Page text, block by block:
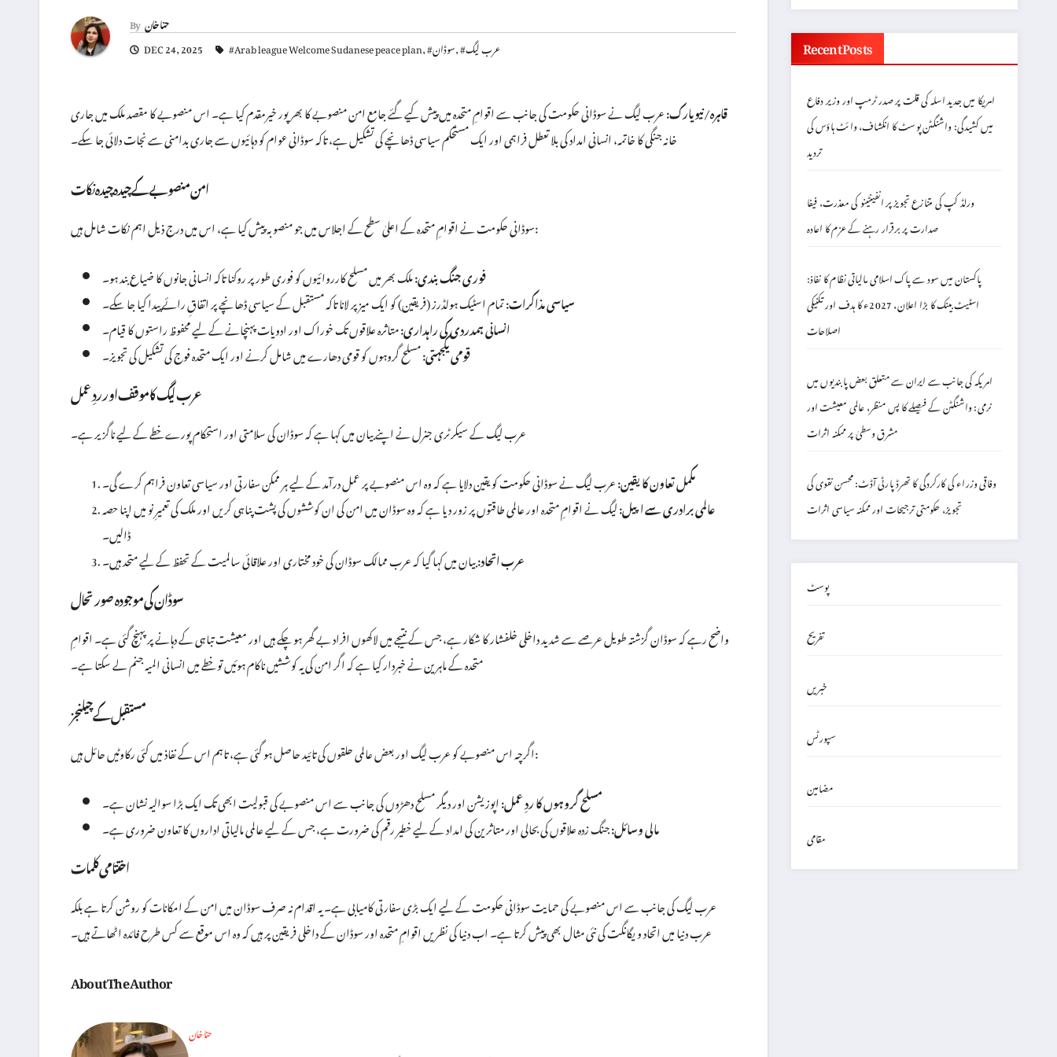
Byحنا خان
DEC 24, 2025
#Arab league Welcome Sudanese peace plan, #سوڈان, #عرب لیگ
قاہرہ/نیویارک:عرب لیگ نے سوڈانی حکومت کی جانب سے اقوامِ متحدہ میں پیش کیے گئے جامع امن منصوبے کا بھرپور خیرمقدم کیا ہے۔ اس منصوبے کا مقصد ملک میں جاری
خانہ جنگی کا خاتمہ، انسانی امداد کی بلا تعطل فراہمی اور ایک مستحکم سیاسی ڈھانچے کی تشکیل ہے، تاکہ سوڈانی عوام کو دہائیوں سے جاری بدامنی سے نجات دلائی جا سکے۔
امن منصوبے کے چیدہ چیدہ نکات
سوڈانی حکومت نے اقوامِ متحدہ کے اعلیٰ سطح کے اجلاس میں جو منصوبہ پیش کیا ہے، اس میں درج ذیل اہم نکات شامل ہیں:
فوری جنگ بندی:ملک بھر میں مسلح کارروائیوں کو فوری طور پر روکنا تاکہ انسانی جانوں کا ضیاع بند ہو۔
سیاسی مذاکرات:تمام اسٹیک ہولڈرز (فریقین) کو ایک میز پر لانا تاکہ مستقبل کے سیاسی ڈھانچے پر اتفاقِ رائے پیدا کیا جا سکے۔
انسانی ہمدردی کی راہداری:متاثرہ علاقوں تک خوراک اور ادویات پہنچانے کے لیے محفوظ راستوں کا قیام۔
قومی یکجہتی:مسلح گروہوں کو قومی دھارے میں شامل کرنے اور ایک متحدہ فوج کی تشکیل کی تجویز۔
عرب لیگ کا موقف اور ردِ عمل
عرب لیگ کے سیکرٹری جنرل نے اپنے بیان میں کہا ہے کہ سوڈان کی سلامتی اور استحکام پورے خطے کے لیے ناگزیر ہے۔
مکمل تعاون کا یقین:عرب لیگ نے سوڈانی حکومت کو یقین دلایا ہے کہ وہ اس منصوبے پر عمل درآمد کے لیے ہر ممکن سفارتی اور سیاسی تعاون فراہم کرے گی۔
عالمی برادری سے اپیل:لیگ نے اقوامِ متحدہ اور عالمی طاقتوں پر زور دیا ہے کہ وہ سوڈان میں امن کی ان کوششوں کی پشت پناہی کریں اور ملک کی تعمیرِ نو میں اپنا حصہ
ڈالیں۔
عرب اتحاد:بیان میں کہا گیا کہ عرب ممالک سوڈان کی خود مختاری اور علاقائی سالمیت کے تحفظ کے لیے متحد ہیں۔
سوڈان کی موجودہ صورتحال
واضح رہے کہ سوڈان گزشتہ طویل عرصے سے شدید داخلی خلفشار کا شکار ہے، جس کے نتیجے میں لاکھوں افراد بے گھر ہو چکے ہیں اور معیشت تباہی کے دہانے پر پہنچ گئی ہے۔ اقوامِ
متحدہ کے ماہرین نے خبردار کیا ہے کہ اگر امن کی یہ کوششیں ناکام ہوئیں تو خطے میں انسانی المیہ جنم لے سکتا ہے۔
مستقبل کے چیلنجز
اگرچہ اس منصوبے کو عرب لیگ اور بعض عالمی حلقوں کی تائید حاصل ہو گئی ہے، تاہم اس کے نفاذ میں کئی رکاوٹیں حائل ہیں:
مسلح گروہوں کا ردِ عمل:اپوزیشن اور دیگر مسلح دھڑوں کی جانب سے اس منصوبے کی قبولیت ابھی تک ایک بڑا سوالیہ نشان ہے۔
مالی وسائل:جنگ زدہ علاقوں کی بحالی اور متاثرین کی امداد کے لیے خطیر رقم کی ضرورت ہے، جس کے لیے عالمی مالیاتی اداروں کا تعاون ضروری ہے۔
اختتامی کلمات
عرب لیگ کی جانب سے اس منصوبے کی حمایت سوڈانی حکومت کے لیے ایک بڑی سفارتی کامیابی ہے۔ یہ اقدام نہ صرف سوڈان میں امن کے امکانات کو روشن کرتا ہے بلکہ
عرب دنیا میں اتحاد و یگانگت کی نئی مثال بھی پیش کرتا ہے۔ اب دنیا کی نظریں اقوامِ متحدہ اور سوڈان کے داخلی فریقین پر ہیں کہ وہ اس موقع سے کس طرح فائدہ اٹھاتے ہیں۔
About The Author
حنا خان
Recent Posts
امریکا میں جدید اسلہ کی قلت پر صدر ٹرمپ اور وزیر دفاع
میں کشیدگی: واشنگٹن پوسٹ کا انکشاف، وائٹ ہاؤس کی
تردید
ورلڈ کپ کی متنازع تجویز پر انفینٹینو کی معذرت، فیفا
صدارت پر برقرار رہنے کے عزم کا اعادہ
پاکستان میں سود سے پاک اسلامی مالیاتی نظام کا نفاذ:
اسٹیٹ بینک کا بڑا اعلان، 2027ء کا ہدف اور تکنیکی
اصلاحات
امریکہ کی جانب سے ایران سے متعلق بعض پابندیوں میں
نرمی: واشنگٹن کے فیصلے کا پس منظر، عالمی معیشت اور
مشرق وسطیٰ پر ممکنہ اثرات
وفاقی وزراء کی کارکردگی کا تھرڈ پارٹی آڈٹ: محسن نقوی کی
تجویز، حکومتی ترجیحات اور ممکنہ سیاسی اثرات
پوسٹ
تفریح
خبریں
سپورٹس
مضامین
مقامی